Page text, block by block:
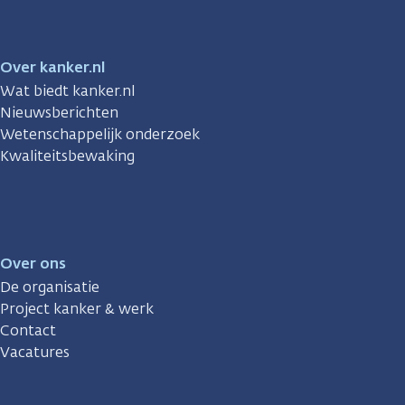
Over kanker.nl
Wat biedt kanker.nl
Nieuwsberichten
Wetenschappelijk onderzoek
Kwaliteitsbewaking
Over ons
De organisatie
Project kanker & werk
Contact
Vacatures